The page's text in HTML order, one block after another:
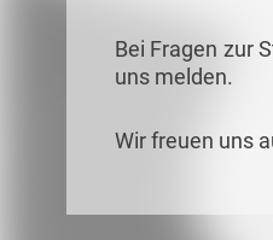
Bei Fragen zur
uns melden.
Wir freuen uns